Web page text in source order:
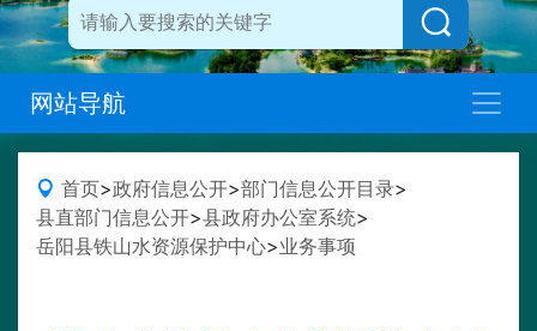
网站导航
首页>政府信息公开>部门信息公开目录>
县直部门信息公开>县政府办公室系统>
岳阳县铁山水资源保护中心>业务事项